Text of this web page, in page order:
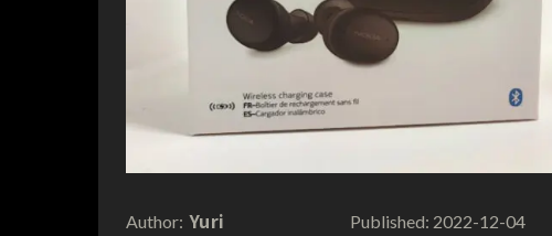
Author: Yuri Published: 2022-12-04